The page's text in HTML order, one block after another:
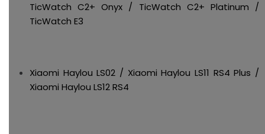
TicWatch C2+ Onyx / TicWatch C2+ Platinum /
TicWatch E3
Xiaomi Haylou LS02 / Xiaomi Haylou LS11 RS4 Plus /
Xiaomi Haylou LS12 RS4